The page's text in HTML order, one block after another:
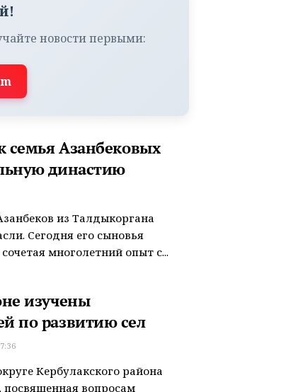
новости первыми:
семья Азанбековых
династию
из Талдыкоргана
Сегодня его сыновья
многолетний опыт с...
изучены
по развитию сел
Кербулакского района
вопросам